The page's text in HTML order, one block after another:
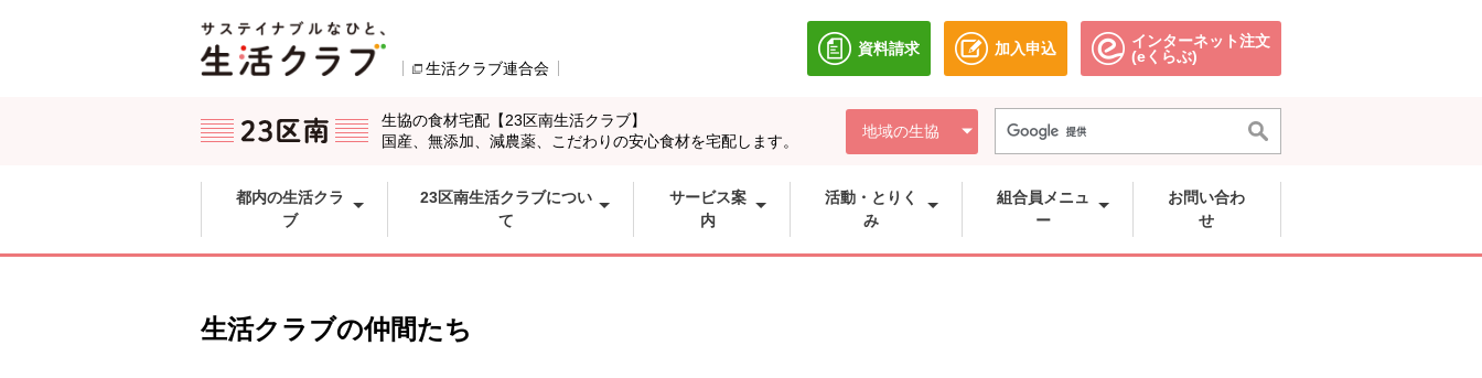
生活クラブ連合会
資料請求
別のウィンドウで開きます。
加入申込
別のウィンドウで開きます。
インターネット注文
(eくらぶ)別のウィンドウで開きます。
生協の食材宅配【23区南生活クラブ】
国産、無添加、減農薬、こだわりの安心食材を宅配します。
地域の生協
都内の生活クラ
ブ
23区南生活クラブについ
て
サービス案
内
活動・とりく
み
組合員メニュ
ー
お問い合わ
せ
生活クラブの仲間たち